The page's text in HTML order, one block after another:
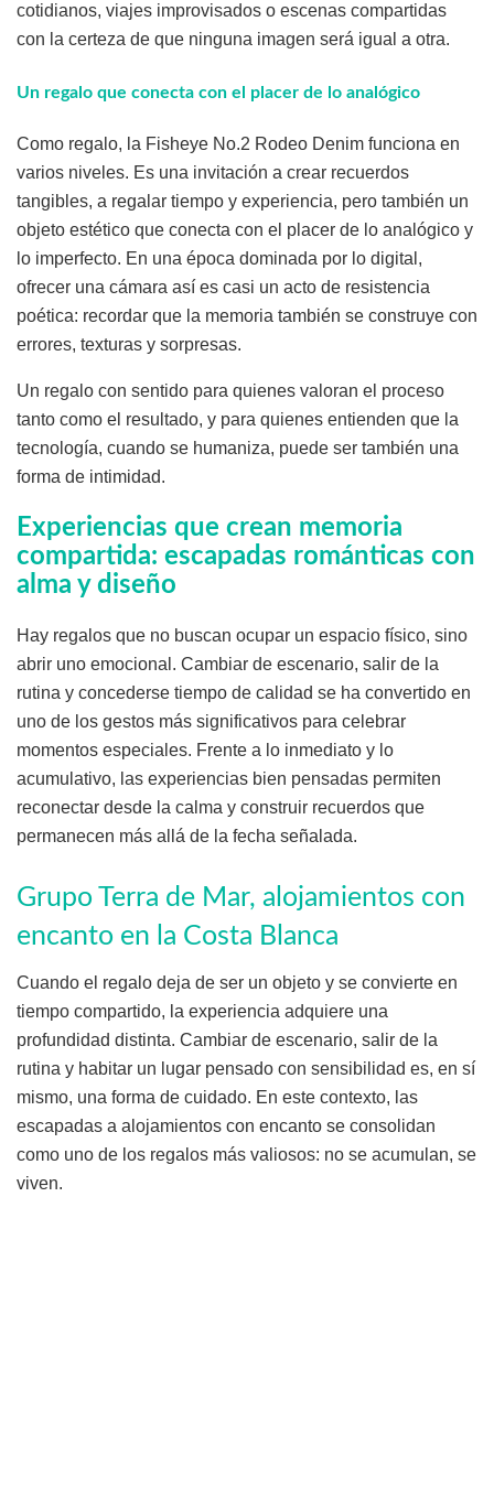
cotidianos, viajes improvisados o escenas compartidas
con la certeza de que ninguna imagen será igual a otra.
Un regalo que conecta con el placer de lo analógico
Como regalo, la Fisheye No.2 Rodeo Denim funciona en
varios niveles. Es una invitación a crear recuerdos
tangibles, a regalar tiempo y experiencia, pero también un
objeto estético que conecta con el placer de lo analógico y
lo imperfecto. En una época dominada por lo digital,
ofrecer una cámara así es casi un acto de resistencia
poética: recordar que la memoria también se construye con
errores, texturas y sorpresas.
Un regalo con sentido para quienes valoran el proceso
tanto como el resultado, y para quienes entienden que la
tecnología, cuando se humaniza, puede ser también una
forma de intimidad.
Experiencias que crean memoria
compartida: escapadas románticas con
alma y diseño
Hay regalos que no buscan ocupar un espacio físico, sino
abrir uno emocional. Cambiar de escenario, salir de la
rutina y concederse tiempo de calidad se ha convertido en
uno de los gestos más significativos para celebrar
momentos especiales. Frente a lo inmediato y lo
acumulativo, las experiencias bien pensadas permiten
reconectar desde la calma y construir recuerdos que
permanecen más allá de la fecha señalada.
Grupo Terra de Mar, alojamientos con
encanto en la Costa Blanca
Cuando el regalo deja de ser un objeto y se convierte en
tiempo compartido, la experiencia adquiere una
profundidad distinta. Cambiar de escenario, salir de la
rutina y habitar un lugar pensado con sensibilidad es, en sí
mismo, una forma de cuidado. En este contexto, las
escapadas a alojamientos con encanto se consolidan
como uno de los regalos más valiosos: no se acumulan, se
viven.